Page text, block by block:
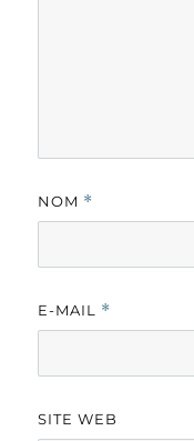
NOM *
E-MAIL *
SITE WEB